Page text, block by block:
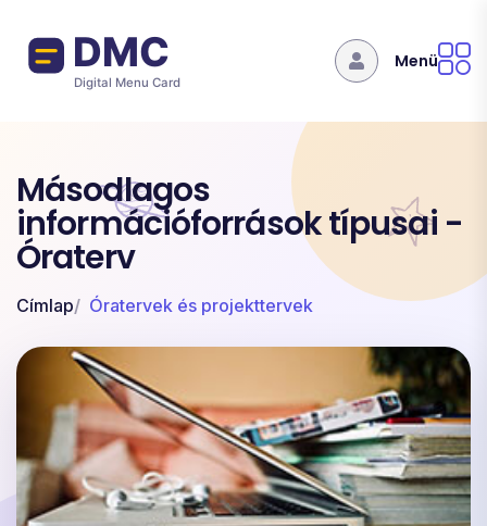
Menü
Másodlagos
információforrások típusai -
Óraterv
Címlap Óratervek és projekttervek